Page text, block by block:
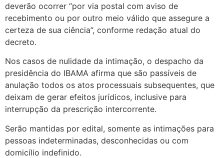
deverão ocorrer “por via postal com aviso de
recebimento ou por outro meio válido que assegure a
certeza de sua ciência”, conforme redação atual do
decreto.
Nos casos de nulidade da intimação, o despacho da
presidência do IBAMA afirma que são passíveis de
anulação todos os atos processuais subsequentes, que
deixam de gerar efeitos jurídicos, inclusive para
interrupção da prescrição intercorrente.
Serão mantidas por edital, somente as intimações para
pessoas indeterminadas, desconhecidas ou com
domicílio indefinido.